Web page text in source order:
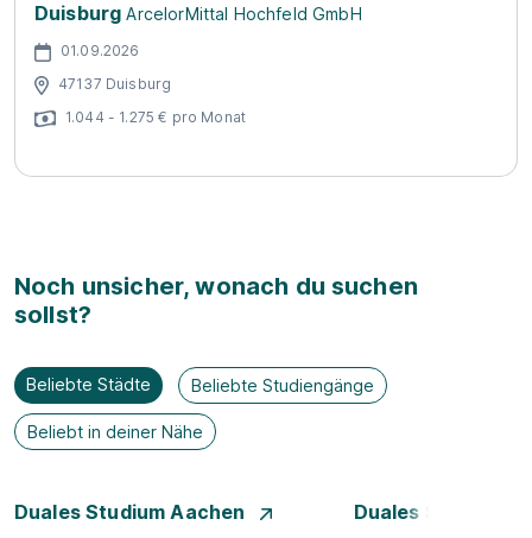
Duisburg ArcelorMittal Hochfeld GmbH
01.09.2026
47137 Duisburg
1.044 - 1.275 € pro Monat
Noch unsicher, wonach du suchen
sollst?
Beliebte Städte Beliebte Studiengänge
Beliebt in deiner Nähe
Duales Studium Aachen
Duales Studium